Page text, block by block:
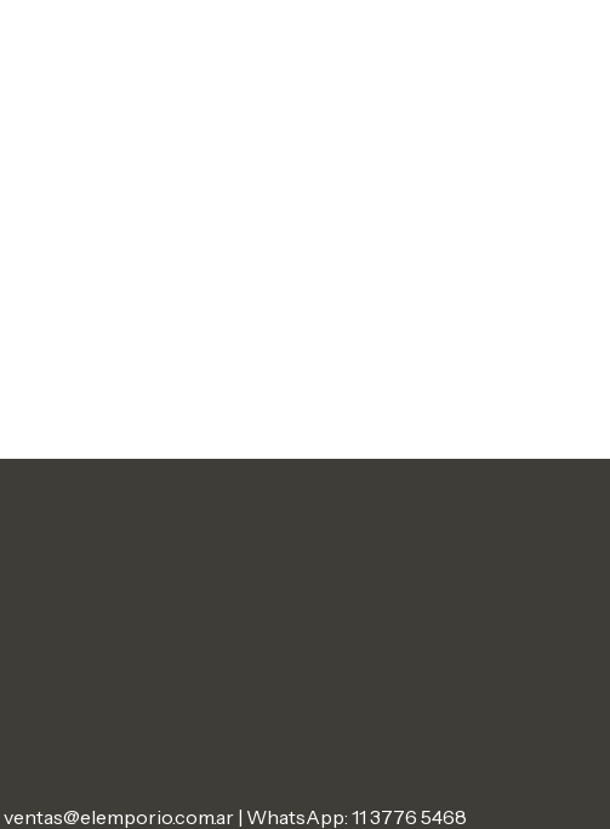
ventas@elemporio.com.ar | WhatsApp: 11 3776 5468